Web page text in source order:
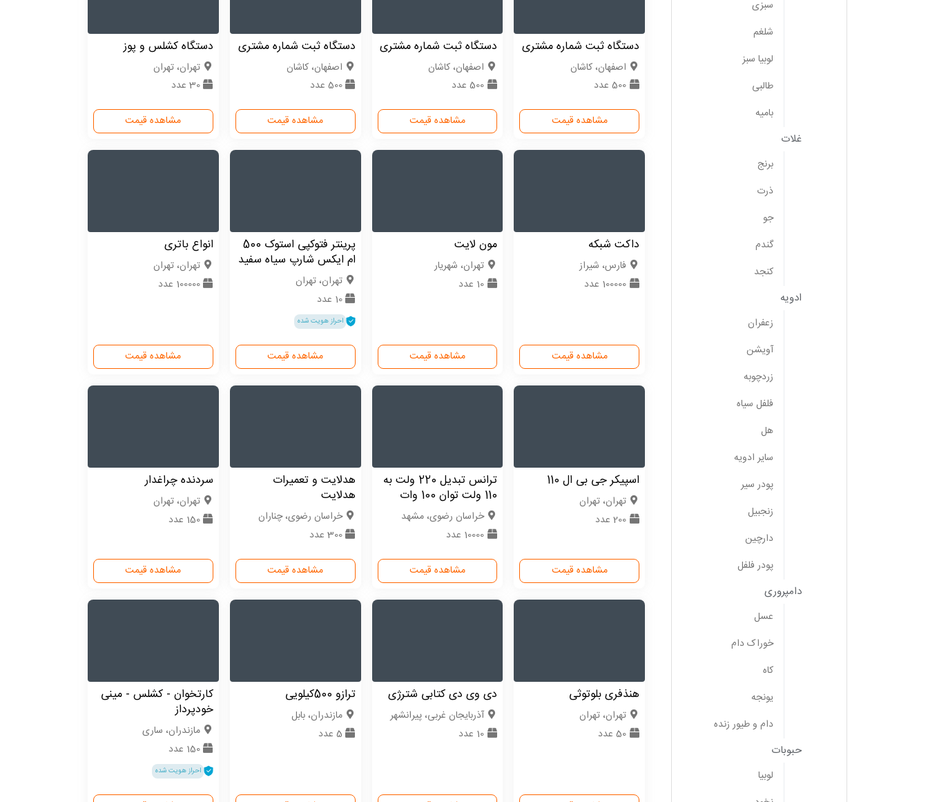
دستگاه ثبت شماره مشتری
اصفهان، کاشان
500 عدد
مشاهده قیمت
دستگاه ثبت شماره مشتری
اصفهان، کاشان
500 عدد
مشاهده قیمت
دستگاه ثبت شماره مشتری
اصفهان، کاشان
500 عدد
مشاهده قیمت
دستگاه کشلس و پوز
تهران، تهران
30 عدد
مشاهده قیمت
داکت شبکه
فارس، شیراز
100000 عدد
مشاهده قیمت
مون لایت
تهران، شهریار
10 عدد
مشاهده قیمت
پرینتر فتوکپی استوک 500
ام ایکس شارپ سیاه سفید
تهران، تهران
10 عدد
احراز هویت شده
مشاهده قیمت
انواع باتری
تهران، تهران
100000 عدد
مشاهده قیمت
اسپیکر جی بی ال 110
تهران، تهران
200 عدد
مشاهده قیمت
ترانس تبدیل 220 ولت به
110 ولت توان 100 وات
خراسان رضوی، مشهد
10000 عدد
مشاهده قیمت
هدلایت و تعمیرات
هدلایت
خراسان رضوی، چناران
300 عدد
مشاهده قیمت
سردنده چراغدار
تهران، تهران
150 عدد
مشاهده قیمت
هنذفری بلوتوثی
تهران، تهران
50 عدد
دی وی دی کتابی شترژی
آذربایجان غربی، پیرانشهر
10 عدد
ترازو 500کیلویی
مازندران، بابل
5 عدد
کارتخوان - کشلس - مینی
خودپرداز
مازندران، ساری
150 عدد
احراز هویت شده
سبزی
شلغم
لوبیا سبز
طالبی
بامیه
غلات
برنج
ذرت
جو
گندم
کنجد
ادویه
زعفران
آویشن
زردچوبه
فلفل سیاه
هل
سایر ادویه
پودر سیر
زنجبیل
دارچین
پودر فلفل
دامپروری
عسل
خوراک دام
کاه
یونجه
دام و طیور زنده
حبوبات
لوبیا